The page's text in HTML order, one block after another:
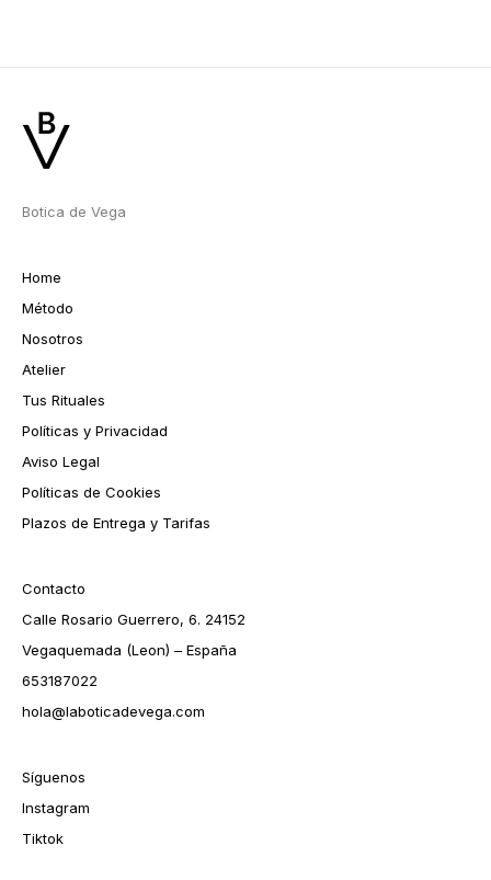
Botica de Vega
Home
Método
Nosotros
Atelier
Tus Rituales
Políticas y Privacidad
Aviso Legal
Políticas de Cookies
Plazos de Entrega y Tarifas
Contacto
Calle Rosario Guerrero, 6. 24152
Vegaquemada (Leon) – España
653187022
hola@laboticadevega.com
Síguenos
Instagram
Tiktok